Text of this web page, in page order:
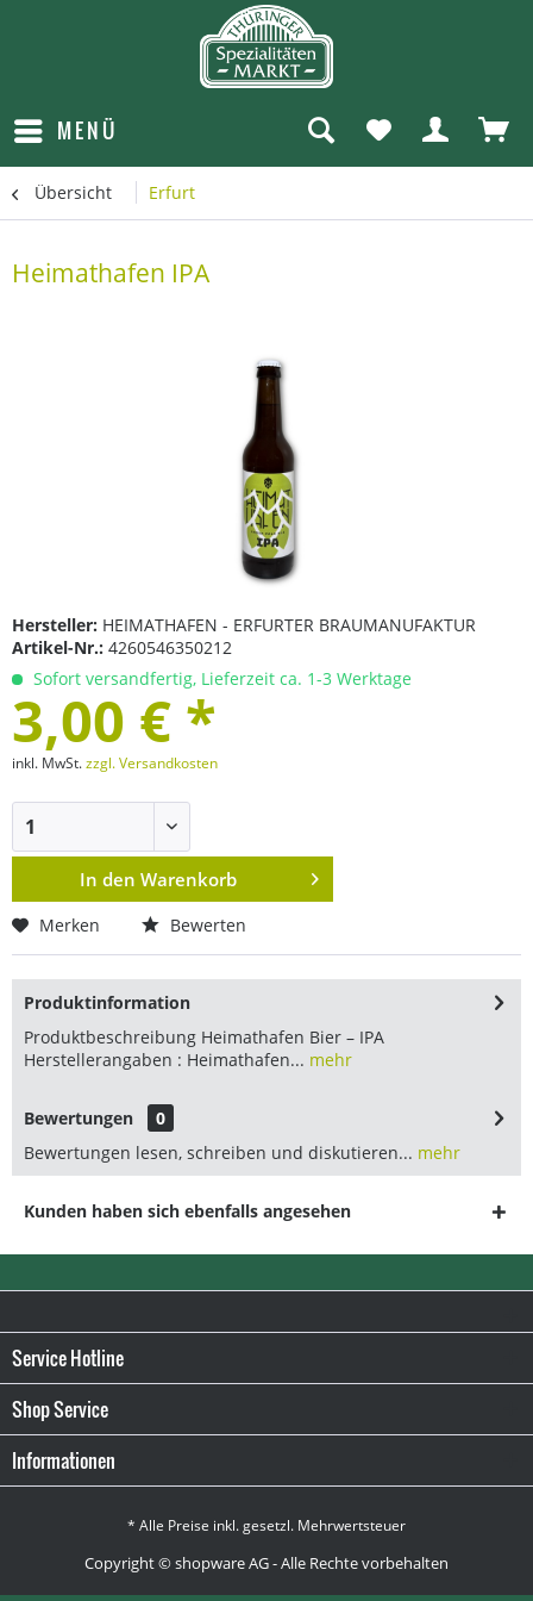
MENÜ
Übersicht Erfurt
Heimathafen IPA
Hersteller: HEIMATHAFEN - ERFURTER BRAUMANUFAKTUR
Artikel-Nr.: 4260546350212
Sofort versandfertig, Lieferzeit ca. 1-3 Werktage
3,00 € *
inkl. MwSt.zzgl. Versandkosten
In den Warenkorb
Merken Bewerten
Produktinformation
Produktbeschreibung Heimathafen Bier – IPA
Herstellerangaben : Heimathafen... mehr
Bewertungen
0
Bewertungen lesen, schreiben und diskutieren... mehr
Kunden haben sich ebenfalls angesehen
Service Hotline
Shop Service
Informationen
* Alle Preise inkl. gesetzl. Mehrwertsteuer
Copyright © shopware AG - Alle Rechte vorbehalten